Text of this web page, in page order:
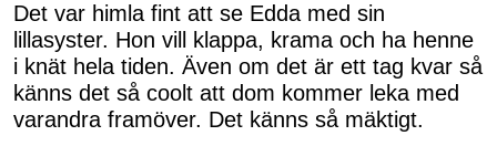
Det var himla fint att se Edda med sin
lillasyster. Hon vill klappa, krama och ha henne
i knät hela tiden. Även om det är ett tag kvar så
känns det så coolt att dom kommer leka med
varandra framöver. Det känns så mäktigt.